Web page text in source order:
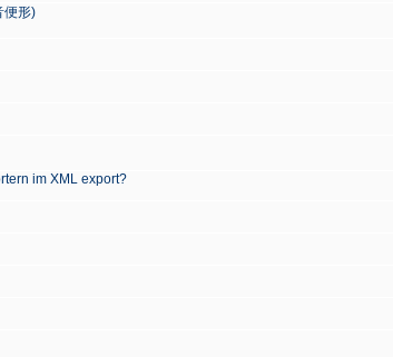
便形)
im XML export?